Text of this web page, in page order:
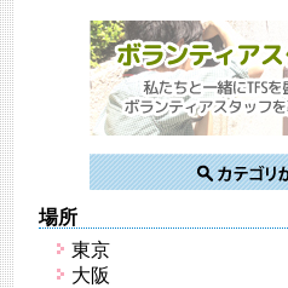
場所
東京
大阪